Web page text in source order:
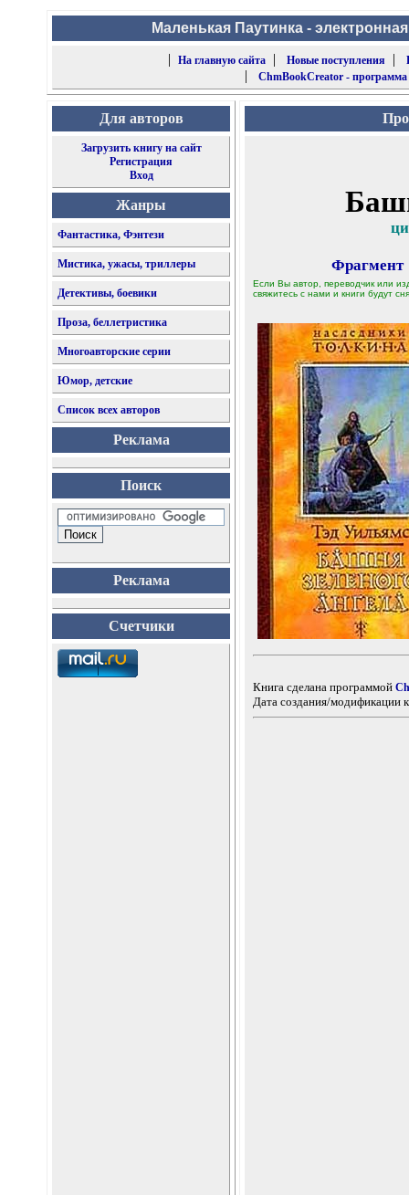
Маленькая Паутинка -
|
На главную сайта| Новые поступления |
| ChmBookCreator -
Для авторов
Загрузить книгу на сайт
Регистрация
Вход
Жанры
Фантастика, Фэнтези
Мистика, ужасы, триллеры
Детективы, боевики
Проза, беллетристика
Многоавторские серии
Юмор, детские
Список всех авторов
Реклама
Поиск
Реклама
Счетчики
Фрагмент
Если Вы автор, переводчик или
свяжитесь с нами и книги будут
Книга сделана программой
Дата создания/модификации